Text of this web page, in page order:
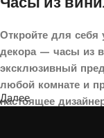
Откройте для
декора — часы из
эксклюзивный
любой комнате и
настоящее
Далее